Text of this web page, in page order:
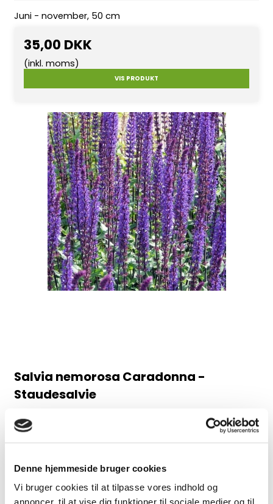
Denne hjemmeside bruger cookies
Vi bruger cookies til at tilpasse vores indhold og
Juni - november, 50 cm
35,00 DKK
(inkl. moms)
VIS PRODUKT
Salvia nemorosa Caradonna -
Staudesalvie
Juni-august, 60 cm
30,00 DKK
(inkl. moms)